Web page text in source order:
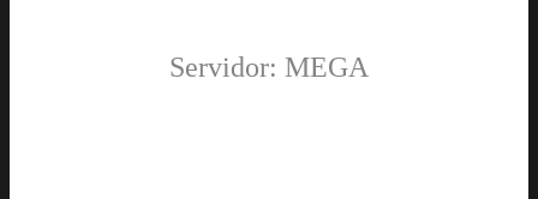
Servidor: MEGA